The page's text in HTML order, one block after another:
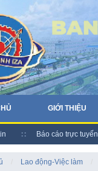
GIỚI THIỆU
Báo cáo trực tuyến
Lao động-Việc làm